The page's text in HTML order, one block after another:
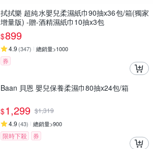
拭拭樂 超純水嬰兒柔濕紙巾90抽x36包/箱(獨家
增量版) -贈-酒精濕紙巾10抽x3包
$899
4.9 (347) 總銷量>1000
券
Baan 貝恩 嬰兒保養柔濕巾80抽x24包/箱
$1,299 $1,319
4.9 (43) 總銷量>900
限時下殺 券